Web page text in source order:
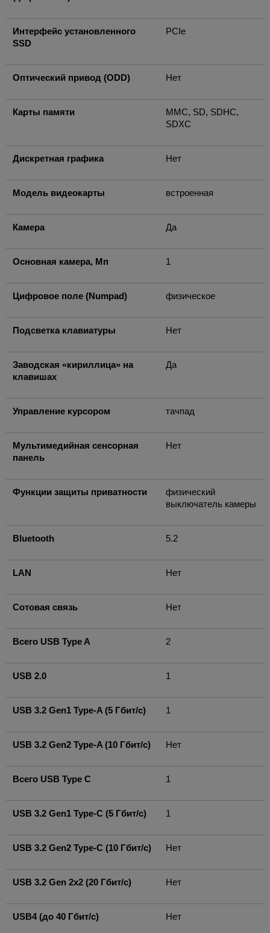
Интерфейс установленного
SSD
PCIe
Оптический привод (ODD) Нет
Карты памяти
MMC, SD, SDHC,
SDXC
Дискретная графика Нет
Модель видеокарты встроенная
Камера Да
Основная камера, Мп 1
Цифровое поле (Numpad) физическое
Подсветка клавиатуры Нет
Заводская «кириллица» на
клавишах
Да
Управление курсором тачпад
Мультимедийная сенсорная
панель
Нет
Функции защиты приватности
физический
выключатель камеры
Bluetooth 5.2
LAN Нет
Сотовая связь Нет
Всего USB Type A 2
USB 2.0 1
USB 3.2 Gen1 Type-A (5 Гбит/с) 1
USB 3.2 Gen2 Type-A (10 Гбит/с) Нет
Всего USB Type C 1
USB 3.2 Gen1 Type-C (5 Гбит/с) 1
USB 3.2 Gen2 Type-C (10 Гбит/с) Нет
USB 3.2 Gen 2x2 (20 Гбит/с) Нет
USB4 (до 40 Гбит/с) Нет